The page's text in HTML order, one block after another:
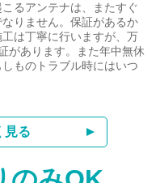
るアンテナは、またすぐ
りません。保証があるか
は丁寧に行いますが、万
があります。また年中無休
ものトラブル時にはいつ
見る